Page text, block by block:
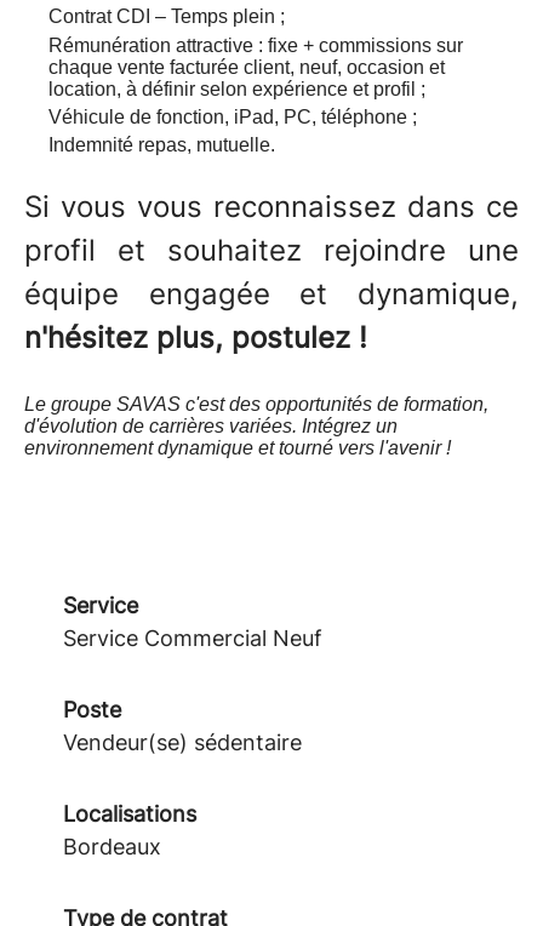
Contrat CDI – Temps plein ;
Rémunération attractive : fixe + commissions sur
chaque vente facturée client, neuf, occasion et
location, à définir selon expérience et profil ;
Véhicule de fonction, iPad, PC, téléphone ;
Indemnité repas, mutuelle.
Si vous vous reconnaissez dans ce
profil et souhaitez rejoindre une
équipe engagée et dynamique,
n'hésitez plus, postulez !
Le groupe SAVAS c'est des opportunités de formation,
d'évolution de carrières variées. Intégrez un
environnement dynamique et tourné vers l'avenir !
Service
Service Commercial Neuf
Poste
Vendeur(se) sédentaire
Localisations
Bordeaux
Type de contrat